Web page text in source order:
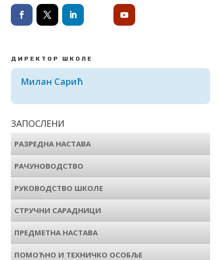
ДИРЕКТОР ШКОЛЕ
Милан Сарић
ЗАПОСЛЕНИ
РАЗРЕДНА НАСТАВА
РАЧУНОВОДСТВО
РУКОВОДСТВО ШКОЛЕ
СТРУЧНИ САРАДНИЦИ
ПРЕДМЕТНА НАСТАВА
ПОМОЋНО И ТЕХНИЧКО ОСОБЉЕ